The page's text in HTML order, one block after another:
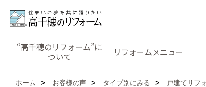
“高千穂のリフォーム”に
ついて
リフォームメニュー
ホーム お客様の声 タイプ別にみる 戸建てリフ